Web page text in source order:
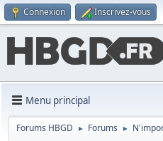
Connexion Inscrivez-vous
Menu principal
Forums HBGD ► Forums ►